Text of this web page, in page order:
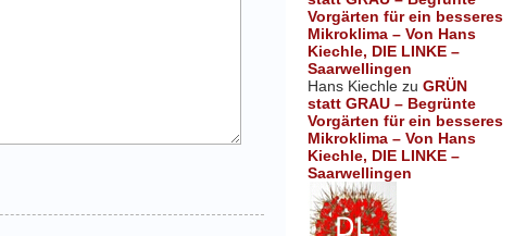
Vorgärten für ein besseres
Mikroklima – Von Hans
Kiechle, DIE LINKE –
Saarwellingen
Hans Kiechle zu GRÜN
statt GRAU – Begrünte
Vorgärten für ein besseres
Mikroklima – Von Hans
Kiechle, DIE LINKE –
Saarwellingen